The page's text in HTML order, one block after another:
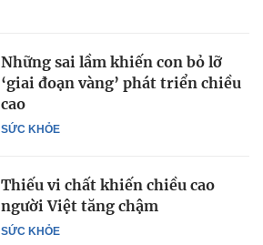
SỨC KHỎE
Những sai lầm khiến con bỏ lỡ
‘giai đoạn vàng’ phát triển chiều
cao
SỨC KHỎE
Thiếu vi chất khiến chiều cao
người Việt tăng chậm